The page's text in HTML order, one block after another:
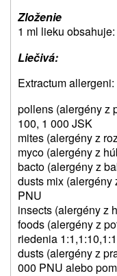
Zloženie
1 ml lieku obsahuje:
Liečivá:
Extractum allergeni:
pollens (alergény z
100, 1 000 JSK
mites (alergény z
myco (alergény z
bacto (alergény z
dusts mix (alergény
PNU
insects (alergény z
foods (alergény z
riedenia
dusts (alergény z
000 PNU alebo